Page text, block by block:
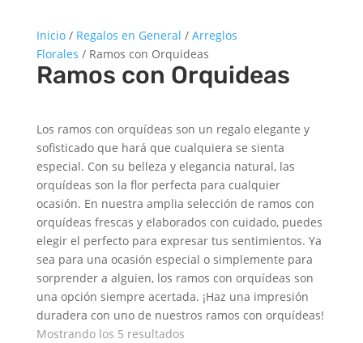
Inicio/ Regalos en General / Arreglos
Florales / Ramos con Orquideas
Ramos con Orquideas
Los ramos con orquídeas son un regalo elegante y
sofisticado que hará que cualquiera se sienta
especial. Con su belleza y elegancia natural, las
orquídeas son la flor perfecta para cualquier
ocasión. En nuestra amplia selección de ramos con
orquídeas frescas y elaborados con cuidado, puedes
elegir el perfecto para expresar tus sentimientos. Ya
sea para una ocasión especial o simplemente para
sorprender a alguien, los ramos con orquídeas son
una opción siempre acertada. ¡Haz una impresión
duradera con uno de nuestros ramos con orquídeas!
Mostrando los 5 resultadosOrdenado